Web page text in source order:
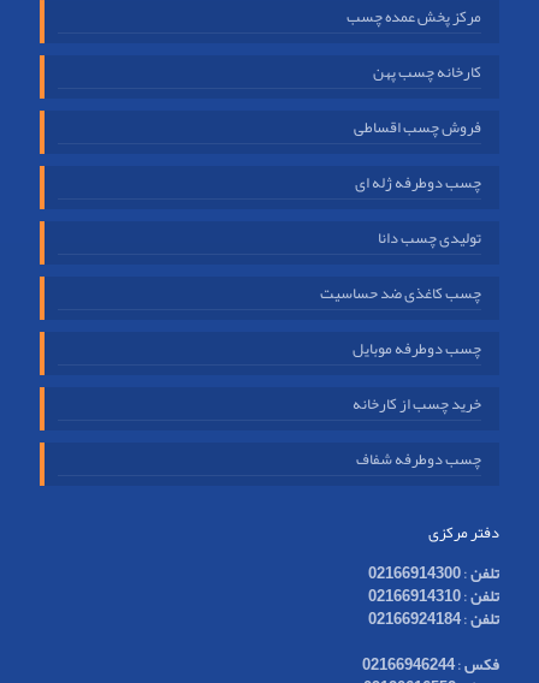
مرکز پخش عمده چسب
کارخانه چسب پهن
فروش چسب اقساطی
چسب دوطرفه ژله ای
تولیدی چسب دانا
چسب کاغذی ضد حساسیت
چسب دوطرفه موبایل
خرید چسب از کارخانه
چسب دوطرفه شفاف
دفتر مرکزی
تلفن:
02166914300
تلفن:
02166914310
تلفن:
02166924184
فکس:
02166946244